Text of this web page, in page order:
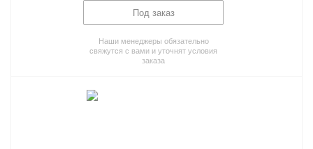
Под заказ
Наши менеджеры обязательно
свяжутся с вами и уточнят условия
заказа